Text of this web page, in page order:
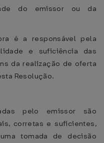
do emissor ou da
é a responsável pela
e suficiência das
da realização de oferta
Resolução.
pelo emissor são
corretas e suficientes,
tomada de decisão